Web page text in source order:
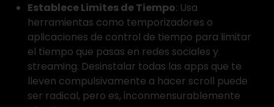
Establece Limites de Tiempo: Usa
herramientas como temporizadores o
aplicaciones de control de tiempo para limitar
el tiempo que pasas en redes sociales y
streaming. Desinstalar todas las apps que te
lleven compulsivamente a hacer scroll puede
ser radical, pero es, inconmensurablemente